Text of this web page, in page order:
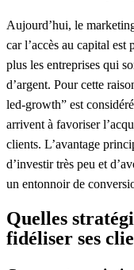
Aujourd’hui, le
car l’accès au capital est
plus les entreprises qui
d’argent. Pour cette
led-growth” est
arrivent à favoriser
clients. L’avantage
d’investir très peu et
un entonnoir de
Quelles
fidéliser ses